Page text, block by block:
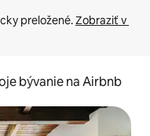
preložené. Zobraziť v
bývanie na Airbnb